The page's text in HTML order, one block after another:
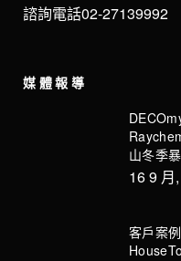
諮詢電話02-27139992
媒體報導
山冬季
16 9 月
客戶案